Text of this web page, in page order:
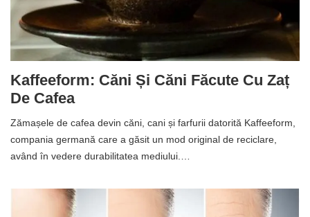
Kaffeeform: Căni Și Căni Făcute Cu Zaț
De Cafea
Zămașele de cafea devin căni, cani și farfurii datorită Kaffeeform,
compania germană care a găsit un mod original de reciclare,
având în vedere durabilitatea mediului.…